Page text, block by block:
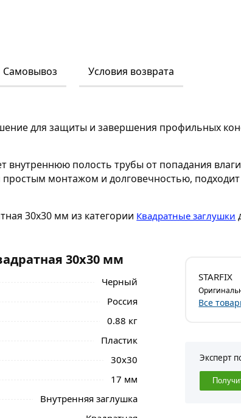
Самовывоз Условия возврата
для защиты и завершения профильных
полость трубы от попадания
монтажом и долговечностью,
30х30 мм из категории Квадратные заглушки
30х30 мм
Черный
Россия
0.88 кг
Пластик
30x30
17 мм
Внутренняя заглушка
STARFIX
Все
Эксперт